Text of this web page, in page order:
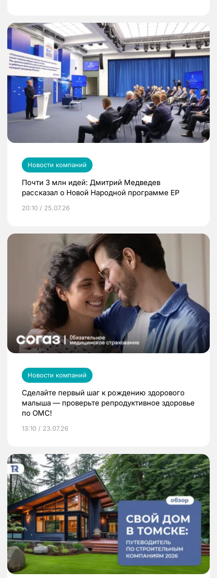
Новости компаний
Почти 3 млн идей: Дмитрий Медведев
рассказал о Новой Народной программе ЕР
20:10 / 25.07.26
Новости компаний
Сделайте первый шаг к рождению здорового
малыша — проверьте репродуктивное здоровье
по ОМС!
13:10 / 23.07.26